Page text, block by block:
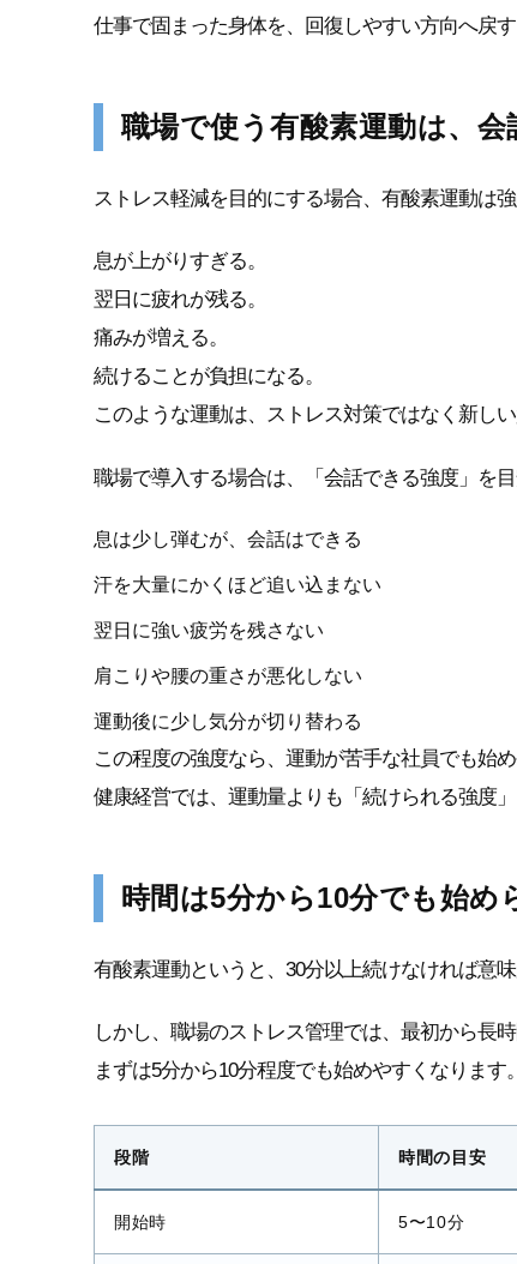
仕事で固まった身体を、回復しやすい方向へ戻す
職場で使う有酸素運動は、
ストレス軽減を目的にする場合、有酸素運動は
息が上がりすぎる。
翌日に疲れが残る。
痛みが増える。
続けることが負担になる。
このような運動は、ストレス対策ではなく新しい
職場で導入する場合は、「会話できる強度」を目
息は少し弾むが、会話はできる
汗を大量にかくほど追い込まない
翌日に強い疲労を残さない
肩こりや腰の重さが悪化しない
運動後に少し気分が切り替わる
この程度の強度なら、運動が苦手な社員でも始め
健康経営では、運動量よりも「続けられる強度」
時間は5分から10分でも始め
有酸素運動というと、30分以上続けなければ意
しかし、職場のストレス管理では、最初から長
まずは5分から10分程度でも始めやすくなります。
段階 時間の目安
開始時 5〜10分